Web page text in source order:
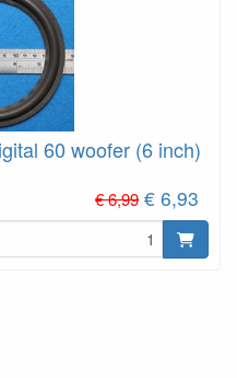
60 woofer (6 inch)
€ 6,99 € 6,93